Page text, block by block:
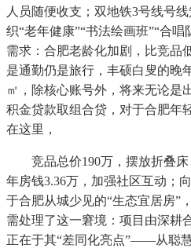
人员随便收支；双地铁3号线号
织“老年健康”“书法绘画班”“合
需求：合肥老龄化加剧，比竞品
是通勤仍是旅行，丰硕白叟的晚
㎡，除核心账号外，将来无论是
积金贷款取组合贷，对于合肥年
在这里，
竞品总价190万，摆放折叠床
年房钱3.36万，加强社区互动；
于合肥从城少见的“生态宜居房”
需处理了这一窘境：项目由深耕
正在于其“差同化亮点”——从聪